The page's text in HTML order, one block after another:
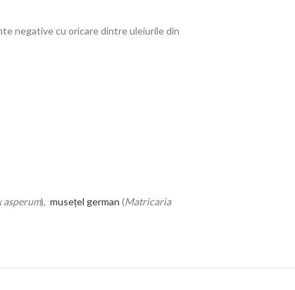
negative cu oricare dintre uleiurile din
asperum), musețel german (Matricaria